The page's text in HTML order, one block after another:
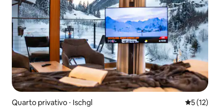
Quarto privativo ⋅ Ischgl 5 de uma
5 (12)